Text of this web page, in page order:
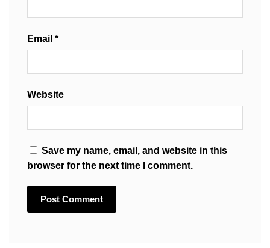
Email *
Website
Save my name, email, and website in this
browser for the next time I comment.